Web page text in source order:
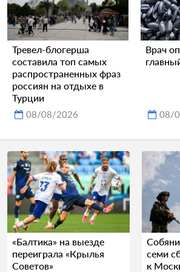
Тревел-блогерша
составила топ самых
распространенных фраз
россиян на отдыхе в
Турции
08/08/2026
Врач
08/
«Балтика» на выезде
переиграла «Крылья
Советов»
семи
к